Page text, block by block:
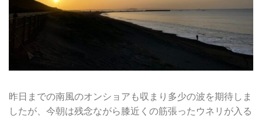
昨日までの南風のオンショアも収まり多少の波を期待しま
したが、今朝は残念ながら膝近くの筋張ったウネリが入る